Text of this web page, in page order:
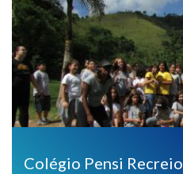
Colégio Pensi